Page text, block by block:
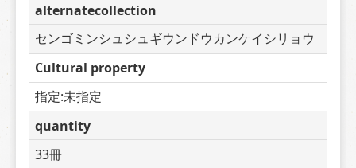
alternatecollection
センゴミンシュシュギウンドウカンケイシリョウ
Cultural property
指定:未指定
quantity
33冊